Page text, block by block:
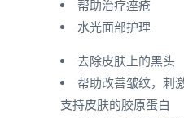
帮助治疗痤疮
水光面部护理
去除皮肤上的黑头
帮助改善皱纹，刺
支持皮肤的胶原蛋白